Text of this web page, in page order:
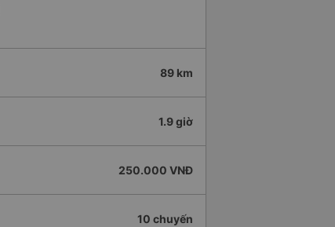
89 km
1.9 giờ
250.000 VNĐ
10 chuyến